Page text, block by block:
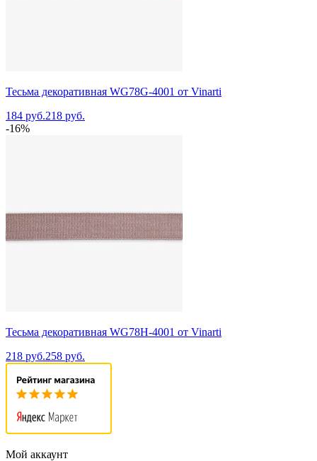
Тесьма декоративная WG78G-4001 от Vinarti
184 руб.218 руб.
-16%
Тесьма декоративная WG78H-4001 от Vinarti
218 руб.258 руб.
Мой аккаунт